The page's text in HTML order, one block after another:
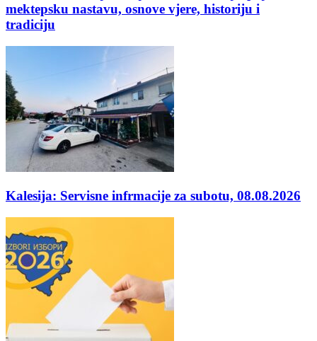
mektepsku nastavu, osnove vjere, historiju i
tradiciju
Kalesija: Servisne infrmacije za subotu, 08.08.2026